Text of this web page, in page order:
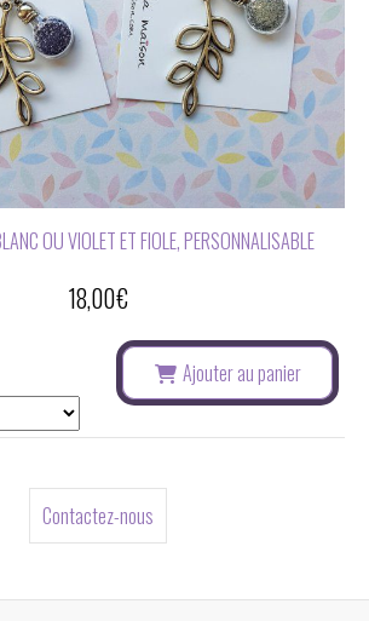
OU VIOLET ET FIOLE, PERSONNALISABLE
18,00€
Ajouter au panier
Contactez-nous